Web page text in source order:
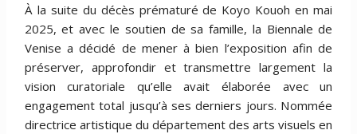
À la suite du décès prématuré de Koyo Kouoh en mai
2025, et avec le soutien de sa famille, la Biennale de
Venise a décidé de mener à bien l’exposition afin de
préserver, approfondir et transmettre largement la
vision curatoriale qu’elle avait élaborée avec un
engagement total jusqu’à ses derniers jours. Nommée
directrice artistique du département des arts visuels en